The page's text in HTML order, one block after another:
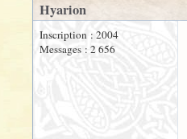
Hyarion
Inscription : 2004
Messages : 2 656